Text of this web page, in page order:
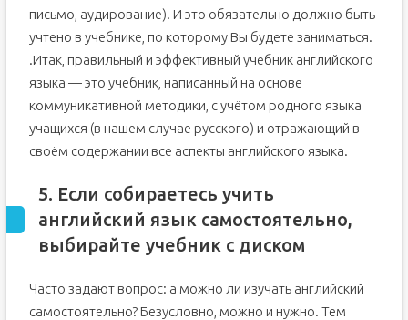
письмо, аудирование). И это обязательно должно быть
учтено в учебнике, по которому Вы будете заниматься.
.Итак, правильный и эффективный учебник английского
языка — это учебник, написанный на основе
коммуникативной методики, с учётом родного языка
учащихся (в нашем случае русского) и отражающий в
своём содержании все аспекты английского языка.
5. Если собираетесь учить
английский язык самостоятельно,
выбирайте учебник с диском
Часто задают вопрос: а можно ли изучать английский
самостоятельно? Безусловно, можно и нужно. Тем